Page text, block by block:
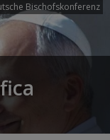
Bischofskonferenz